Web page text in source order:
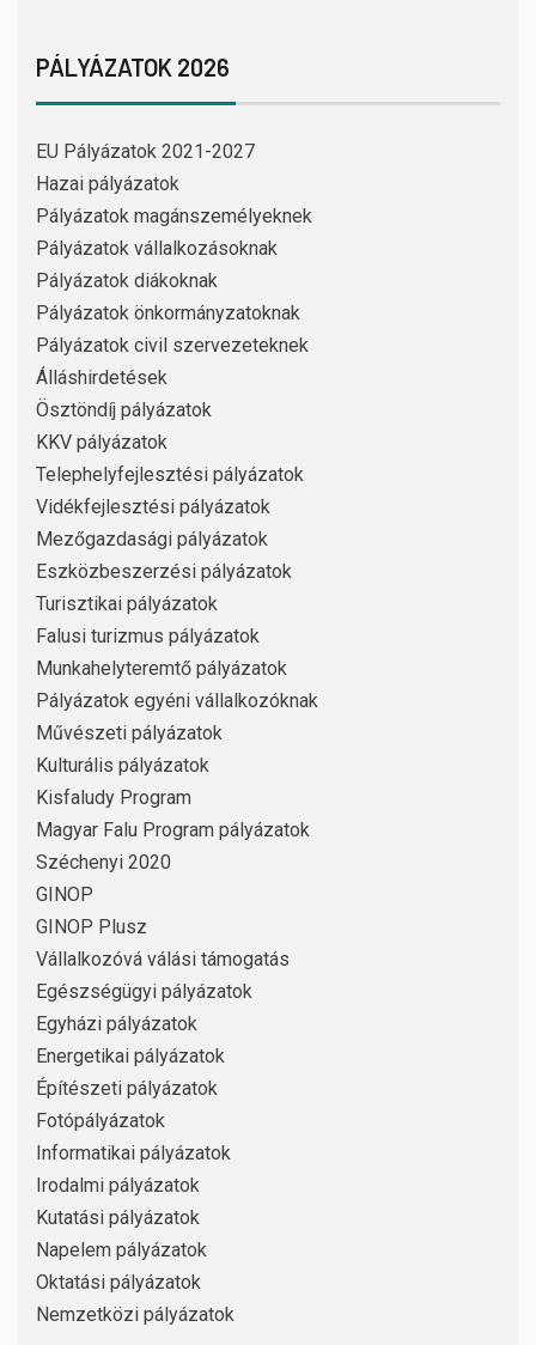
PÁLYÁZATOK 2026
EU Pályázatok 2021-2027
Hazai pályázatok
Pályázatok magánszemélyeknek
Pályázatok vállalkozásoknak
Pályázatok diákoknak
Pályázatok önkormányzatoknak
Pályázatok civil szervezeteknek
Álláshirdetések
Ösztöndíj pályázatok
KKV pályázatok
Telephelyfejlesztési pályázatok
Vidékfejlesztési pályázatok
Mezőgazdasági pályázatok
Eszközbeszerzési pályázatok
Turisztikai pályázatok
Falusi turizmus pályázatok
Munkahelyteremtő pályázatok
Pályázatok egyéni vállalkozóknak
Művészeti pályázatok
Kulturális pályázatok
Kisfaludy Program
Magyar Falu Program pályázatok
Széchenyi 2020
GINOP
GINOP Plusz
Vállalkozóvá válási támogatás
Egészségügyi pályázatok
Egyházi pályázatok
Energetikai pályázatok
Építészeti pályázatok
Fotópályázatok
Informatikai pályázatok
Irodalmi pályázatok
Kutatási pályázatok
Napelem pályázatok
Oktatási pályázatok
Nemzetközi pályázatok